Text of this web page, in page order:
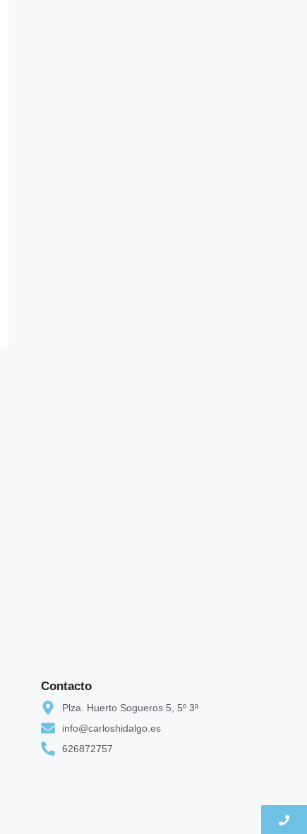
Contacto
Plza. Huerto Sogueros 5, 5º 3ª
info@carloshidalgo.es
626872757